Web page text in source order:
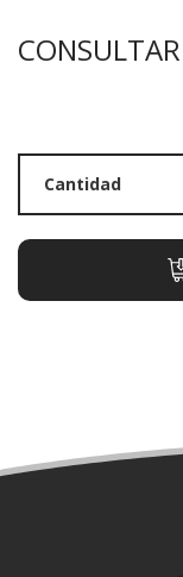
CONSULTAR
Cantidad